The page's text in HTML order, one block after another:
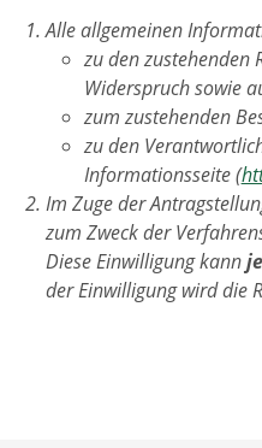
Alle allgemeinen
zu den zustehenden
Widerspruch sowie
zum zustehenden
zu den
Informationsseite (
Im Zuge der
zum Zweck der
Diese Einwilligung kann
der Einwilligung wird die